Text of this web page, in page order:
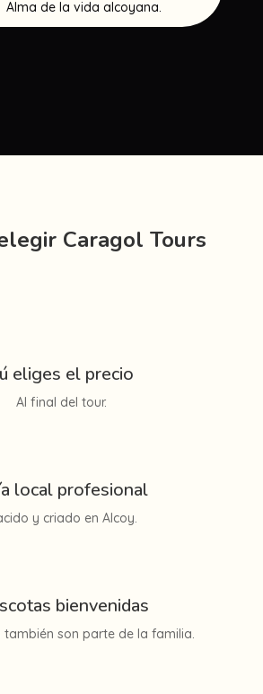
Alma de la vida alcoyana.
Caragol Tours
eliges el precio
Al final del tour.
local profesional
y criado en Alcoy.
bienvenidas
también son parte de la familia.